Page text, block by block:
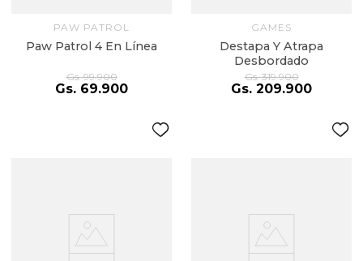
PAW PATROL
Paw Patrol 4 En Línea
Gs. 99.900
Gs. 69.900
GAMES
Destapa Y Atrapa
Desbordado
Gs. 319.900
Gs. 209.900